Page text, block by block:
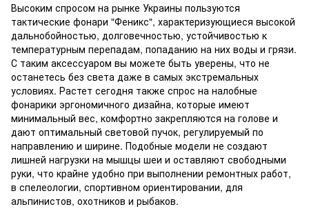
Высоким спросом на рынке Украины пользуются
тактические фонари "Феникс", характеризующиеся высокой
дальнобойностью, долговечностью, устойчивостью к
температурным перепадам, попаданию на них воды и грязи.
С таким аксессуаром вы можете быть уверены, что не
останетесь без света даже в самых экстремальных
условиях. Растет сегодня также спрос на налобные
фонарики эргономичного дизайна, которые имеют
минимальный вес, комфортно закрепляются на голове и
дают оптимальный световой пучок, регулируемый по
направлению и ширине. Подобные модели не создают
лишней нагрузки на мышцы шеи и оставляют свободными
руки, что крайне удобно при выполнении ремонтных работ,
в спелеологии, спортивном ориентировании, для
альпинистов, охотников и рыбаков.